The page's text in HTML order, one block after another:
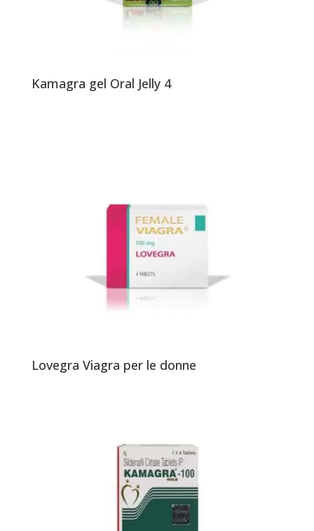
Kamagra gel Oral Jelly 4
Lovegra Viagra per le donne